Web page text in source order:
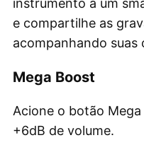
e compartilhe as
acompanhando suas
Mega Boost
Acione o botão
+6dB de volume.